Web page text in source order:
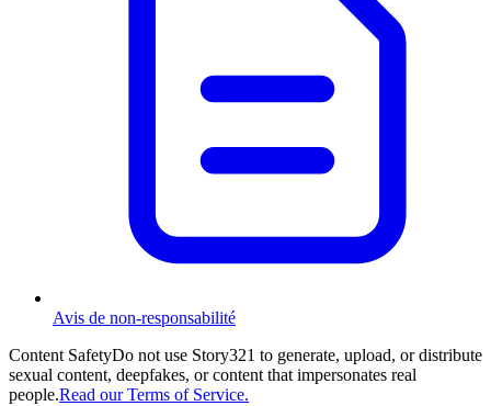
Avis de non-responsabilité
Content SafetyDo not use Story321 to generate, upload, or distribute
sexual content, deepfakes, or content that impersonates real
people.Read our Terms of Service.